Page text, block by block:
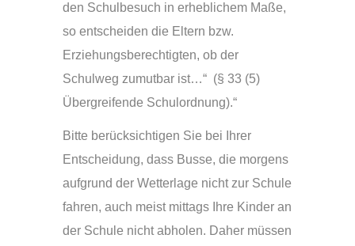
den Schulbesuch in erheblichem Maße,
so entscheiden die Eltern bzw.
Erziehungsberechtigten, ob der
Schulweg zumutbar ist…“ (§ 33 (5)
Übergreifende Schulordnung).“
Bitte berücksichtigen Sie bei Ihrer
Entscheidung, dass Busse, die morgens
aufgrund der Wetterlage nicht zur Schule
fahren, auch meist mittags Ihre Kinder an
der Schule nicht abholen. Daher müssen